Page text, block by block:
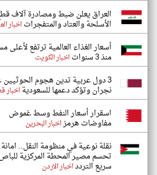
العراق يعلن ضبط ومصادرة آلاف
الأسلحة والعتاد والمتفجراتاخبار
أسعار الغذاء العالمية ترتفع لأعلى
منذ 3 سنوات اخبار الكويت
3 دول عربية تدين هجوم
نجران وتؤكد دعمها للسعوديةاخبار
اسقرار أسعار النفط وسط غموض
مفاوضات هرمزاخبار البحرين
نقلة نوعية في منظومة النقل..
تحسم مصير المحطة المركزية للباص
سريع التردداخبار الاردن